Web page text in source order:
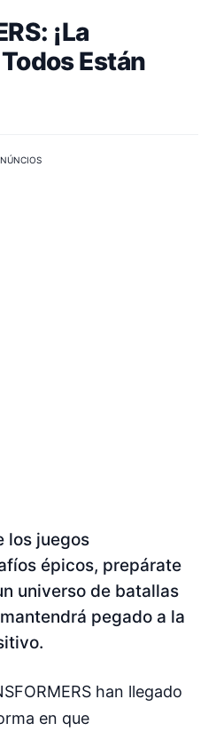
¡La
Están
los juegos
épicos, prepárate
universo de batallas
pegado a la
han llegado
en que